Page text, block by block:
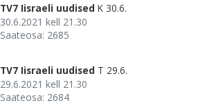
TV7 Iisraeli uudised K 30.6.
30.6.2021 kell 21.30
Saateosa: 2685
TV7 Iisraeli uudised T 29.6.
29.6.2021 kell 21.30
Saateosa: 2684